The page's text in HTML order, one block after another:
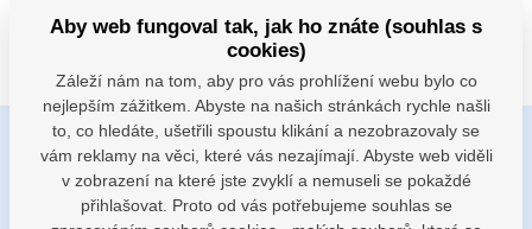
Buďte s námi v kontaktu
Jsme k dispozici pokud potřebujete pomoci
Aby web fungoval tak, jak ho znáte (souhlas s
cookies)
Záleží nám na tom, aby pro vás prohlížení webu bylo co
nejlepším zážitkem. Abyste na našich stránkách rychle našli
to, co hledáte, ušetřili spoustu klikání a nezobrazovaly se
vám reklamy na věci, které vás nezajímají. Abyste web viděli
v zobrazení na které jste zvyklí a nemuseli se pokaždé
přihlašovat. Proto od vás potřebujeme souhlas se